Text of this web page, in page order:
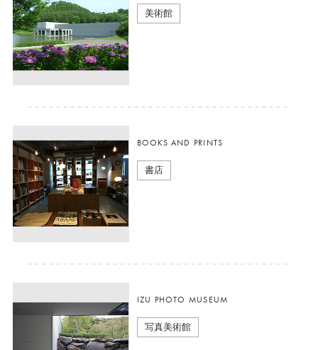
美術館
BOOKS AND PRINTS
書店
IZU PHOTO MUSEUM
写真美術館